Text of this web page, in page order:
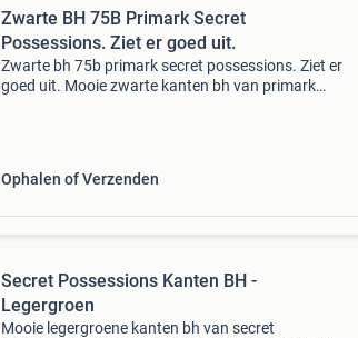
Zwarte BH 75B Primark Secret
Possessions. Ziet er goed uit.
Zwarte bh 75b primark secret possessions. Ziet er
goed uit. Mooie zwarte kanten bh van primark
Ophalen of Verzenden
Secret Possessions Kanten BH -
Legergroen
Mooie legergroene kanten bh van secret